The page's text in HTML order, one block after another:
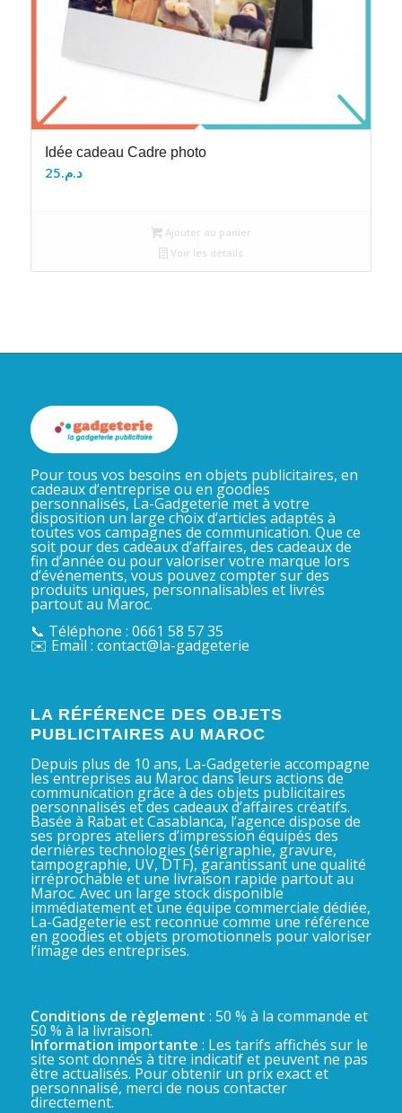
Idée cadeau Cadre photo
د.م.25
Ajouter au panier
Voir les détails
Pour tous vos besoins en objets publicitaires, en
cadeaux d’entreprise ou en goodies
personnalisés, La-Gadgeterie met à votre
disposition un large choix d’articles adaptés à
toutes vos campagnes de communication. Que ce
soit pour des cadeaux d’affaires, des cadeaux de
fin d’année ou pour valoriser votre marque lors
d’événements, vous pouvez compter sur des
produits uniques, personnalisables et livrés
partout au Maroc.
📞 Téléphone : 0661 58 57 35
✉️ Email : contact@la-gadgeterie
LA RÉFÉRENCE DES OBJETS
PUBLICITAIRES AU MAROC
Depuis plus de 10 ans, La-Gadgeterie accompagne
les entreprises au Maroc dans leurs actions de
communication grâce à des objets publicitaires
personnalisés et des cadeaux d’affaires créatifs.
Basée à Rabat et Casablanca, l’agence dispose de
ses propres ateliers d’impression équipés des
dernières technologies (sérigraphie, gravure,
tampographie, UV, DTF), garantissant une qualité
irréprochable et une livraison rapide partout au
Maroc. Avec un large stock disponible
immédiatement et une équipe commerciale dédiée,
La-Gadgeterie est reconnue comme une référence
en goodies et objets promotionnels pour valoriser
l’image des entreprises.
Conditions de règlement : 50 % à la commande et
50 % à la livraison.
Information importante : Les tarifs affichés sur le
site sont donnés à titre indicatif et peuvent ne pas
être actualisés. Pour obtenir un prix exact et
personnalisé, merci de nous contacter
directement.